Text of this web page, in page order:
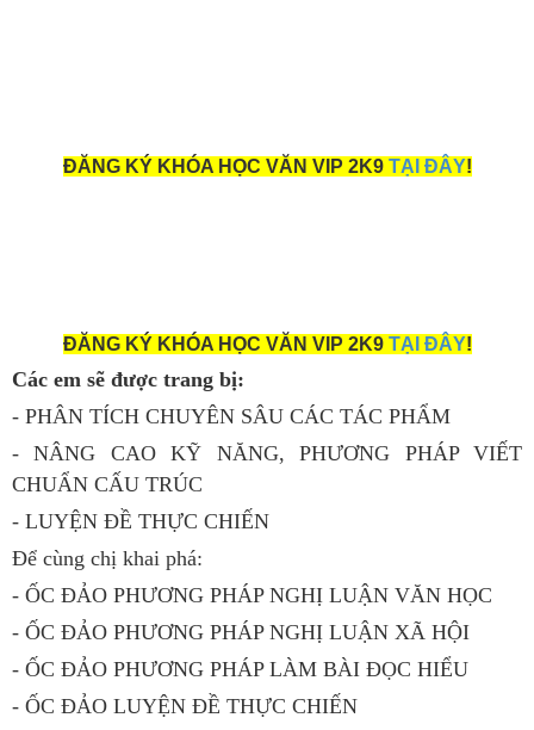
ĐĂNG KÝ KHÓA HỌC VĂN VIP 2K9 TẠI ĐÂY!
ĐĂNG KÝ KHÓA HỌC VĂN VIP 2K9 TẠI ĐÂY!
Các em sẽ được trang bị:
- PHÂN TÍCH CHUYÊN SÂU CÁC TÁC PHẨM
- NÂNG CAO KỸ NĂNG, PHƯƠNG PHÁP VIẾT
CHUẨN CẤU TRÚC
- LUYỆN ĐỀ THỰC CHIẾN
Để cùng chị khai phá:
- ỐC ĐẢO PHƯƠNG PHÁP NGHỊ LUẬN VĂN HỌC
- ỐC ĐẢO PHƯƠNG PHÁP NGHỊ LUẬN XÃ HỘI
- ỐC ĐẢO PHƯƠNG PHÁP LÀM BÀI ĐỌC HIỂU
- ỐC ĐẢO LUYỆN ĐỀ THỰC CHIẾN